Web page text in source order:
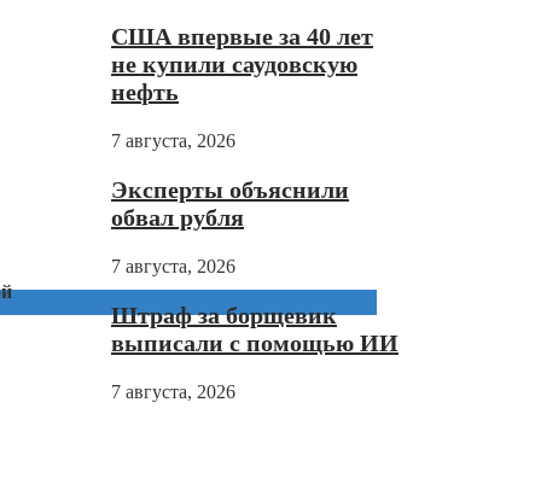
США впервые за 40 лет
не купили саудовскую
нефть
7 августа, 2026
Эксперты объяснили
обвал рубля
7 августа, 2026
Штраф за борщевик
выписали с помощью ИИ
7 августа, 2026